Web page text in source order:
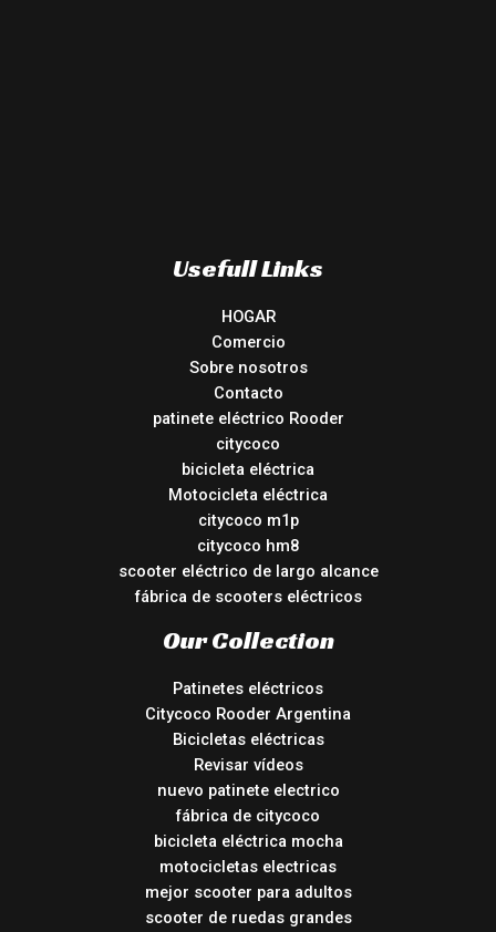
Usefull Links
HOGAR
Comercio
Sobre nosotros
Contacto
patinete eléctrico Rooder
citycoco
bicicleta eléctrica
Motocicleta eléctrica
citycoco m1p
citycoco hm8
scooter eléctrico de largo alcance
fábrica de scooters eléctricos
Our Collection
Patinetes eléctricos
Citycoco Rooder Argentina
Bicicletas eléctricas
Revisar vídeos
nuevo patinete electrico
fábrica de citycoco
bicicleta eléctrica mocha
motocicletas electricas
mejor scooter para adultos
scooter de ruedas grandes